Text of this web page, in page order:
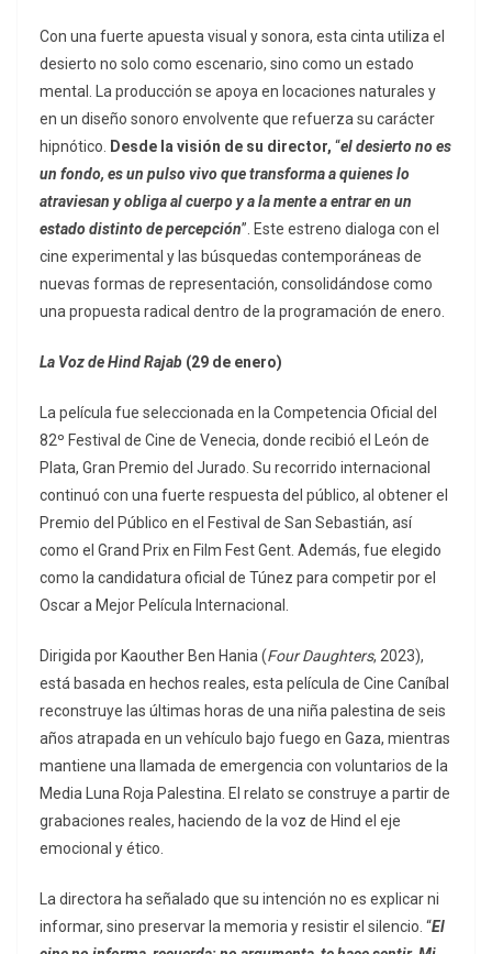
Con una fuerte apuesta visual y sonora, esta cinta utiliza el
desierto no solo como escenario, sino como un estado
mental. La producción se apoya en locaciones naturales y
en un diseño sonoro envolvente que refuerza su carácter
hipnótico.
Desde la visión de su director, “el desierto no es
un fondo, es un pulso vivo que transforma a quienes lo
atraviesan y obliga al cuerpo y a la mente a entrar en un
estado distinto de percepción”. Este estreno dialoga con el
cine experimental y las búsquedas contemporáneas de
nuevas formas de representación, consolidándose como
una propuesta radical dentro de la programación de enero.
La Voz de Hind Rajab (29 de enero)
La película fue seleccionada en la Competencia Oficial del
82º Festival de Cine de Venecia, donde recibió el León de
Plata, Gran Premio del Jurado. Su recorrido internacional
continuó con una fuerte respuesta del público, al obtener el
Premio del Público en el Festival de San Sebastián, así
como el Grand Prix en Film Fest Gent. Además, fue elegido
como la candidatura oficial de Túnez para competir por el
Oscar a Mejor Película Internacional.
Dirigida por Kaouther Ben Hania (Four Daughters, 2023),
está basada en hechos reales, esta película de Cine Caníbal
reconstruye las últimas horas de una niña palestina de seis
años atrapada en un vehículo bajo fuego en Gaza, mientras
mantiene una llamada de emergencia con voluntarios de la
Media Luna Roja Palestina. El relato se construye a partir de
grabaciones reales, haciendo de la voz de Hind el eje
emocional y ético.
La directora ha señalado que su intención no es explicar ni
informar, sino preservar la memoria y resistir el silencio. “El